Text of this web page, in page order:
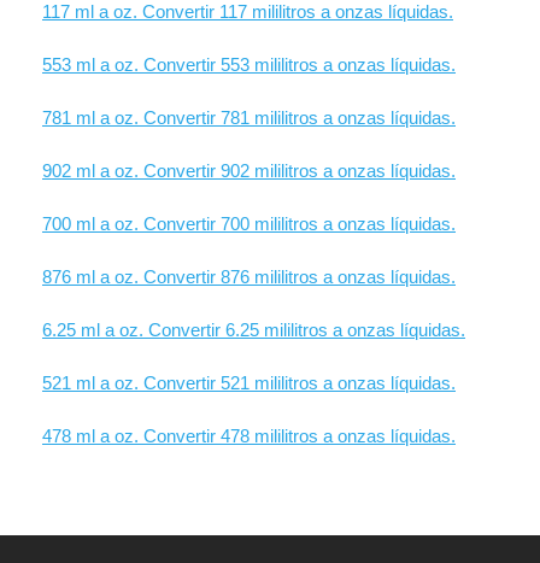
117 ml a oz. Convertir 117 mililitros a onzas líquidas.
553 ml a oz. Convertir 553 mililitros a onzas líquidas.
781 ml a oz. Convertir 781 mililitros a onzas líquidas.
902 ml a oz. Convertir 902 mililitros a onzas líquidas.
700 ml a oz. Convertir 700 mililitros a onzas líquidas.
876 ml a oz. Convertir 876 mililitros a onzas líquidas.
6.25 ml a oz. Convertir 6.25 mililitros a onzas líquidas.
521 ml a oz. Convertir 521 mililitros a onzas líquidas.
478 ml a oz. Convertir 478 mililitros a onzas líquidas.